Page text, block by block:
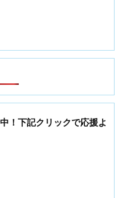
！下記クリックで応援よ